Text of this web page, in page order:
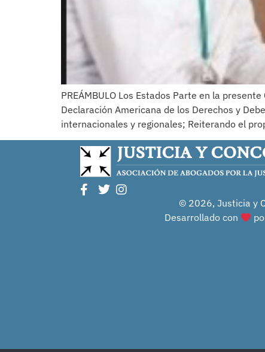
PREÁMBULO Los Estados Parte en la
Declaración Americana de los Derechos y
internacionales y regionales; Reiterando el
© 2026, Justicia y
Desarrollado con